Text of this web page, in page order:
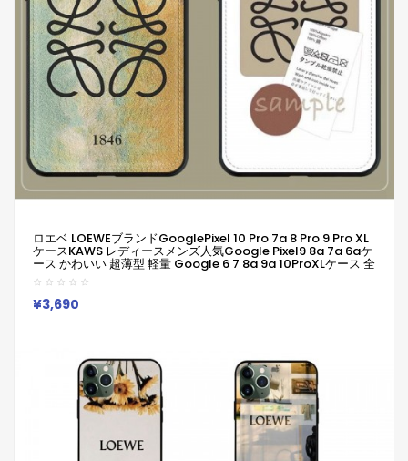
ロエベ LOEWEブランドGooglePixel 10 Pro 7a 8 Pro 9 Pro XL
ケースKAWS レディースメンズ人気Google Pixel9 8a 7a 6aケ
ース かわいい 超薄型 軽量 Google 6 7 8a 9a 10ProXLケース 全
面保護 ブランド ロエベ LOEWE Galaxy A56 A55
S25/S24/S23ultraケース Iphone/Galaxy/Google Pixelなど
全機種対応
¥3,690